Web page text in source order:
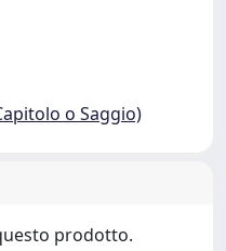
o Saggio)
prodotto.